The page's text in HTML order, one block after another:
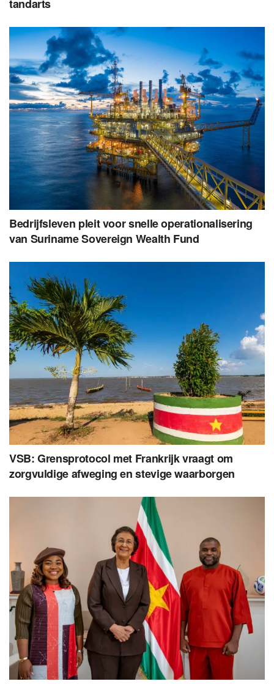
tandarts
Bedrijfsleven pleit voor snelle operationalisering
van Suriname Sovereign Wealth Fund
VSB: Grensprotocol met Frankrijk vraagt om
zorgvuldige afweging en stevige waarborgen